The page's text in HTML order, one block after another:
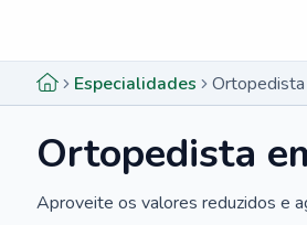
Especialidades
Ortopedista
Aproveite os valores reduzidos e